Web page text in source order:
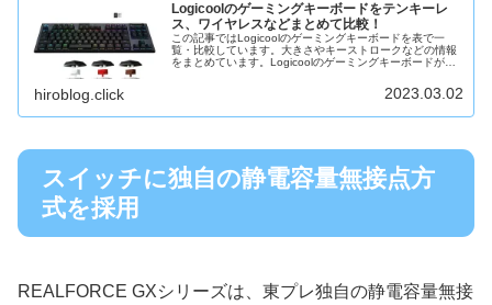
Logicoolのゲーミングキーボードをテンキーレ
ス、ワイヤレスなどまとめて比較！
この記事ではLogicoolのゲーミングキーボードを表で一
覧・比較しています。大きさやキーストロークなどの情報
をまとめています。Logicoolのゲーミングキーボードが気
hiroblog.click 2023.03.02
スイッチに独自の静電容量無接点方
式を採用
REALFORCE GXシリーズは、東プレ独自の静電容量無接